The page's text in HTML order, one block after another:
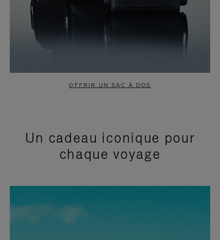
OFFRIR UN SAC À DOS
Un cadeau iconique pour
chaque voyage